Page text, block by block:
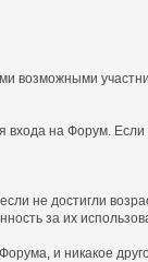
возможными
на Форум.
не достигли
за их
и никакое